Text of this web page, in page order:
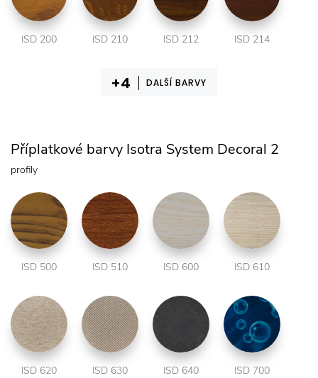
ISD 200 ISD 210 ISD 212 ISD 214
DALŠÍ BARVY
Příplatkové barvy Isotra System Decoral 2
profily
ISD 500 ISD 510 ISD 600 ISD 610
ISD 620 ISD 630 ISD 640 ISD 700